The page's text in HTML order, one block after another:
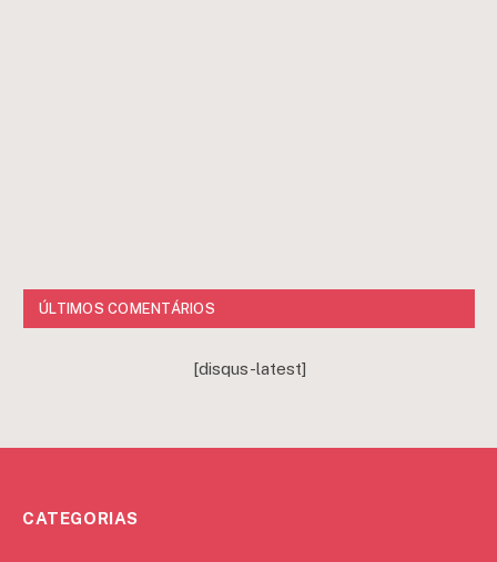
ÚLTIMOS COMENTÁRIOS
[disqus-latest]
CATEGORIAS